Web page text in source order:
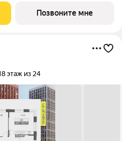
продажа от застройщика ГК
Позвоните мне
этаж из 24